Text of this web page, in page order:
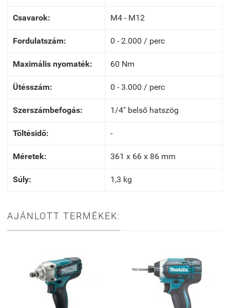
Csavarok: M4 - M12
Fordulatszám: 0 - 2.000 / perc
Maximális nyomaték: 60 Nm
Ütésszám: 0 - 3.000 / perc
Szerszámbefogás: 1/4" belső hatszög
Töltésidő: -
Méretek: 361 x 66 x 86 mm
Súly: 1,3 kg
AJÁNLOTT TERMÉKEK: